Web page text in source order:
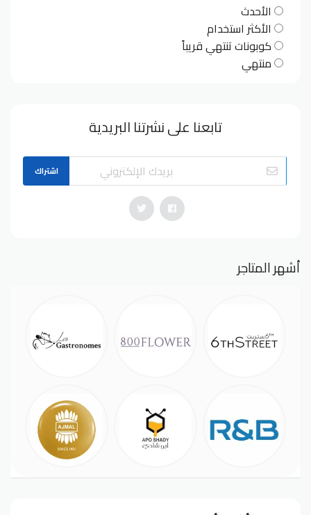
الأحدث
الأكثر استخدام
كوبونات تنتهي قريباً
منتهي
تابعنا على نشرتنا البريدية
اشتراك
أشهر المتاجر